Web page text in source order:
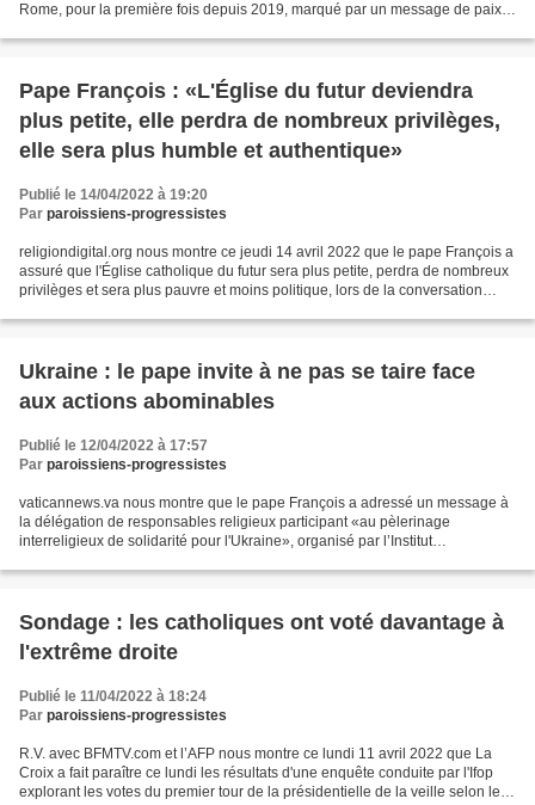
Rome, pour la première fois depuis 2019, marqué par un message de paix
Pape François : «L'Église du futur deviendra
plus petite, elle perdra de nombreux privilèges,
elle sera plus humble et authentique»
Publié le 14/04/2022 à 19:20
Par paroissiens-progressistes
religiondigital.org nous montre ce jeudi 14 avril 2022 que le pape François a
assuré que l'Église catholique du futur sera plus petite, perdra de nombreux
privilèges et sera plus pauvre et moins politique, lors de la conversation
Ukraine : le pape invite à ne pas se taire face
aux actions abominables
Publié le 12/04/2022 à 17:57
Par paroissiens-progressistes
vaticannews.va nous montre que le pape François a adressé un message à
la délégation de responsables religieux participant «au pèlerinage
interreligieux de solidarité pour l'Ukraine», organisé par l’Institut
Sondage : les catholiques ont voté davantage à
l'extrême droite
Publié le 11/04/2022 à 18:24
Par paroissiens-progressistes
R.V. avec BFMTV.com et l’AFP nous montre ce lundi 11 avril 2022 que La
Croix a fait paraître ce lundi les résultats d'une enquête conduite par l'Ifop
explorant les votes du premier tour de la présidentielle de la veille selon les